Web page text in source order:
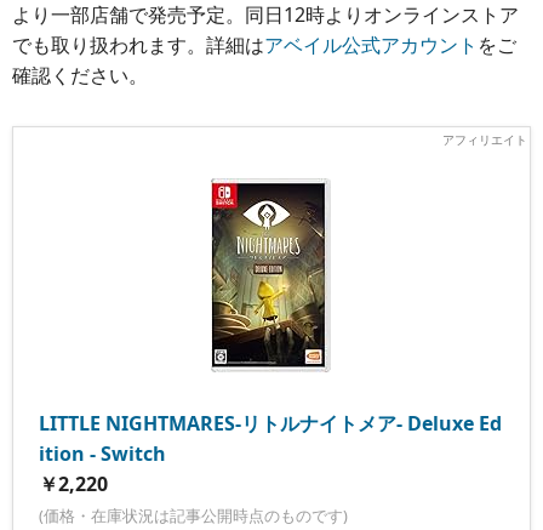
より一部店舗で発売予定。同日12時よりオンラインストア
でも取り扱われます。詳細はアベイル公式アカウント をご
確認ください。
LITTLE NIGHTMARES-リトルナイトメア- Deluxe Ed
ition - Switch
￥2,220
(価格・在庫状況は記事公開時点のものです)